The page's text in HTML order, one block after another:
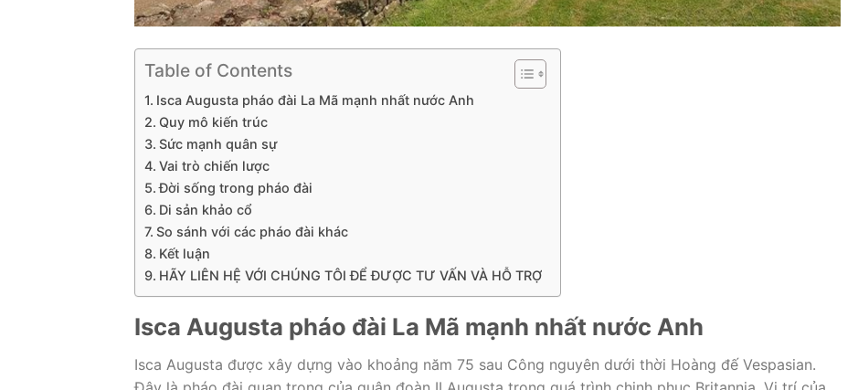
Table of Contents
Isca Augusta pháo đài La Mã mạnh nhất nước Anh
Quy mô kiến trúc
Sức mạnh quân sự
Vai trò chiến lược
Đời sống trong pháo đài
Di sản khảo cổ
So sánh với các pháo đài khác
Kết luận
HÃY LIÊN HỆ VỚI CHÚNG TÔI ĐỂ ĐƯỢC TƯ VẤN VÀ HỖ TRỢ
Isca Augusta pháo đài La Mã mạnh nhất nước Anh
Isca Augusta được xây dựng vào khoảng năm 75 sau Công nguyên dưới thời Hoàng đế Vespasian.